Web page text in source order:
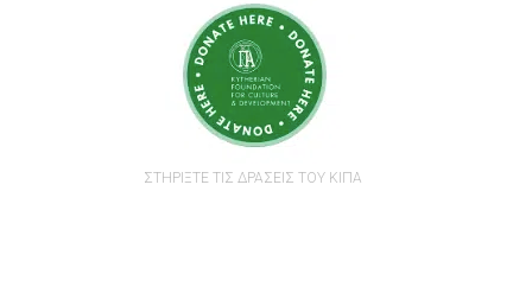
ΣΤΗΡΙΞΤΕ ΤΙΣ ΔΡΑΣΕΙΣ ΤΟΥ ΚΙΠΑ